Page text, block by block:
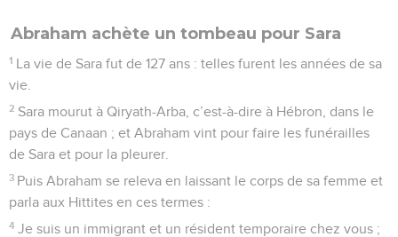
Abraham achète un tombeau pour Sara
1 La vie de Sara fut de 127 ans : telles furent les années de sa
vie.
2 Sara mourut à Qiryath-Arba, c’est-à-dire à Hébron, dans le
pays de Canaan ; et Abraham vint pour faire les funérailles
de Sara et pour la pleurer.
3 Puis Abraham se releva en laissant le corps de sa femme et
parla aux Hittites en ces termes :
4 Je suis un immigrant et un résident temporaire chez vous ;